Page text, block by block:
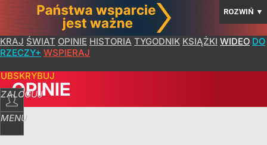
ROZWIŃ ▼
KRAJ ŚWIAT OPINIE HISTORIA TYGODNIK KSIĄŻKI WIDEO DO
RZECZY+ WSPIERAJ
ZALOGUJ
MENU
OPINIE